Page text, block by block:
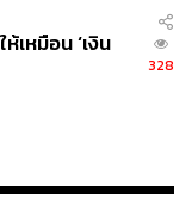
หมือน ‘เงิน
328